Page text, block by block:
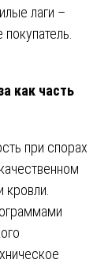
лаги –
как часть
при спорах
кровли.